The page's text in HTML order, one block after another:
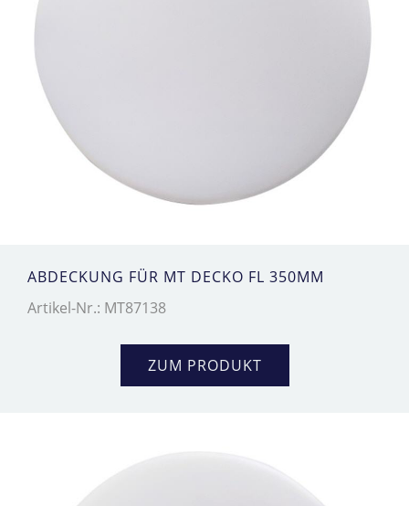
ABDECKUNG FÜR MT DECKO FL 350MM
Artikel-Nr.: MT87138
ZUM PRODUKT